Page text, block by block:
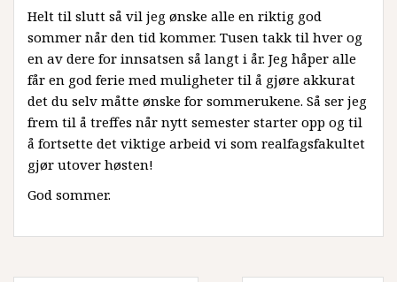
Helt til slutt så vil jeg ønske alle en riktig god
sommer når den tid kommer. Tusen takk til hver og
en av dere for innsatsen så langt i år. Jeg håper alle
får en god ferie med muligheter til å gjøre akkurat
det du selv måtte ønske for sommerukene. Så ser jeg
frem til å treffes når nytt semester starter opp og til
å fortsette det viktige arbeid vi som realfagsfakultet
gjør utover høsten!
God sommer.